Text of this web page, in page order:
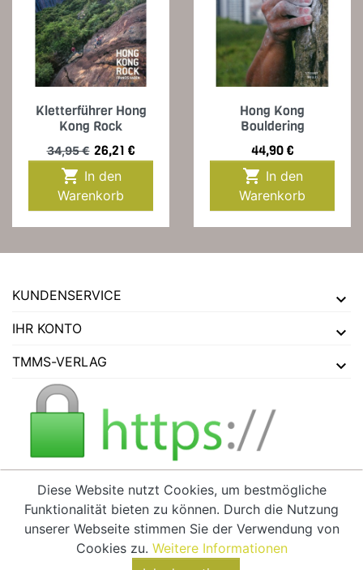
Kletterführer Hong
Kong Rock
Verkaufspreis
34,95 € Preis
26,21 €

Warenkorb
Hong Kong
Bouldering
Preis
44,90 €

Warenkorb
KUNDENSERVICE
IHR KONTO
TMMS-VERLAG
VERTRAG WIDERRUFEN
Diese Website nutzt Cookies, um bestmögliche
Funktionalität bieten zu können. Durch die Nutzung
unserer Webseite stimmen Sie der Verwendung von
Cookies zu. Weitere Informationen